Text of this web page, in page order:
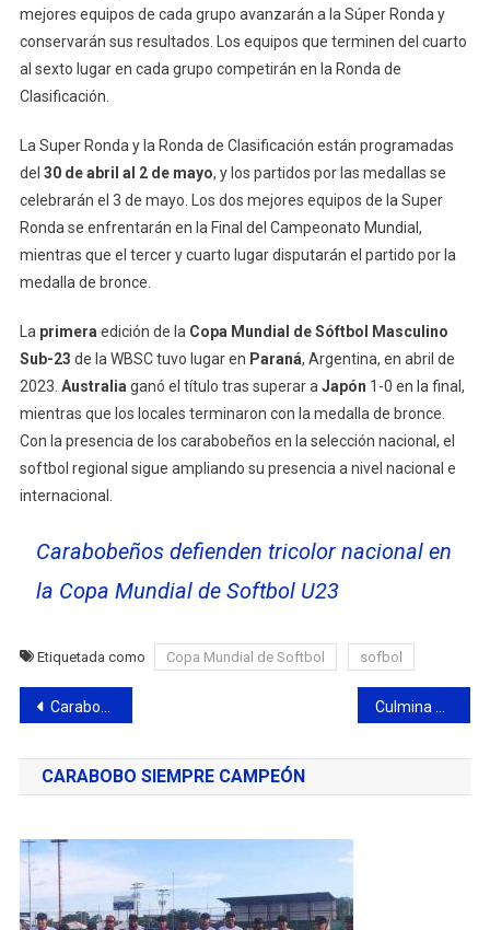
mejores equipos de cada grupo avanzarán a la Súper Ronda y
conservarán sus resultados. Los equipos que terminen del cuarto
al sexto lugar en cada grupo competirán en la Ronda de
Clasificación.
La Super Ronda y la Ronda de Clasificación están programadas
del 30 de abril al 2 de mayo, y los partidos por las medallas se
celebrarán el 3 de mayo. Los dos mejores equipos de la Super
Ronda se enfrentarán en la Final del Campeonato Mundial,
mientras que el tercer y cuarto lugar disputarán el partido por la
medalla de bronce.
La primeraedición de la Copa Mundial de Sóftbol Masculino
Sub-23 de la WBSC tuvo lugar en Paraná, Argentina, en abril de
2023. Australiaganó el título tras superar aJapón 1-0 en la final,
mientras que los locales terminaron con la medalla de bronce.
Con la presencia de los carabobeños en la selección nacional, el
softbol regional sigue ampliando su presencia a nivel nacional e
internacional.
Carabobeños defienden tricolor nacional en
la Copa Mundial de Softbol U23
Etiquetada como Copa Mundial de Softbol sofbol
Navegación
de
entradas
Carabobo consiguió múltiples preseas en Primera Válida Nacional de Tiro Deportivo Carabobo 2026 Culmina de manera exitosa el I Estadal Invitacional Federado de Natación 2026
CARABOBO SIEMPRE CAMPEÓN